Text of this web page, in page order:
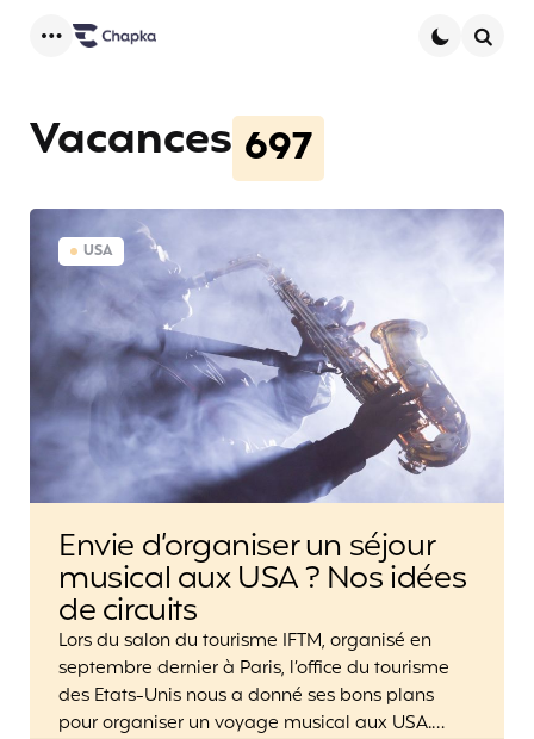
697
Vacances
USA
Envie d’organiser un séjour
musical aux USA ? Nos idées
de circuits
Lors du salon du tourisme IFTM, organisé en
septembre dernier à Paris, l’office du tourisme
des Etats-Unis nous a donné ses bons plans
pour organiser un voyage musical aux USA.…